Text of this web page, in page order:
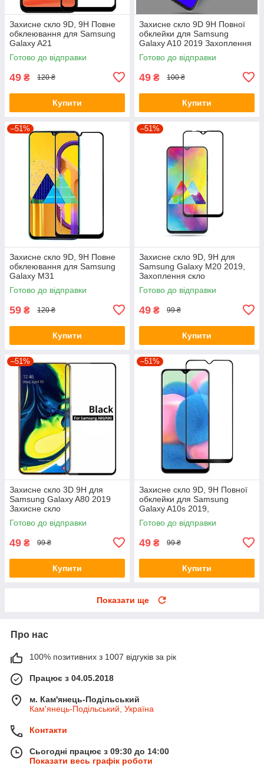
Захисне скло 9D, 9H Повне
обклеювання для Samsung
Galaxy A21
Готово до відправки
49 ₴ 120 ₴
Купити
Захисне скло 9D 9H Повної
обклейки для Samsung
Galaxy A10 2019 Захоплення
скло
Готово до відправки
49 ₴ 100 ₴
Купити
–51%
Захисне скло 9D, 9H Повне
обклеювання для Samsung
Galaxy M31
Готово до відправки
59 ₴ 120 ₴
Купити
–51%
Захисне скло 9D, 9H для
Samsung Galaxy M20 2019,
Захоплення скло
Готово до відправки
49 ₴ 99 ₴
Купити
–51%
Захисне скло 3D 9H для
Samsung Galaxy A80 2019
Захисне скло
Готово до відправки
49 ₴ 99 ₴
Купити
–51%
Захисне скло 9D, 9H Повної
обклейки для Samsung
Galaxy A10s 2019,
Захоплення скло
Готово до відправки
49 ₴ 99 ₴
Купити
Показати ще
Про нас
100% позитивних з 1007 відгуків за рік
Працює з 04.05.2018
м. Кам'янець-Подільський
Кам'янець-Подільський, Україна
Контакти
Сьогодні працює з 09:30 до 14:00
Показати весь графік роботи